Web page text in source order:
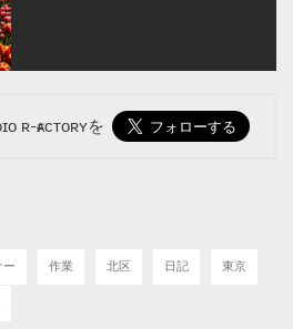
ʀ-ғᴀᴄᴛᴏʀʏを
ー 作業 北区 日記 東京